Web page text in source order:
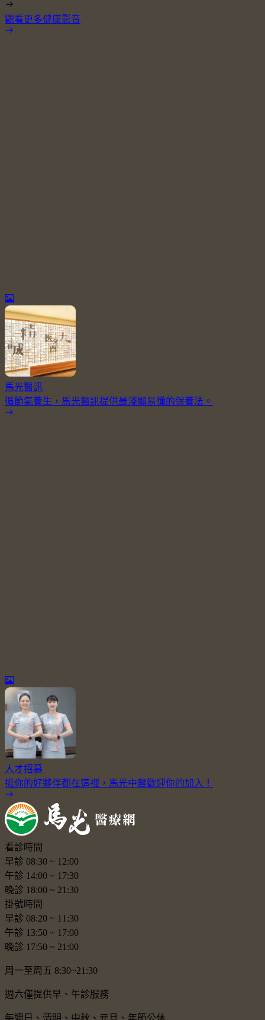
觀看更多健康影音
馬光醫訊
循節氣養生，馬光醫訊提供最淺顯易懂的保養法。
人才招募
挺你的好夥伴都在這裡，馬光中醫歡迎你的加入！
看診時間
早診 08:30 ~ 12:00
午診 14:00 ~ 17:30
晚診 18:00 ~ 21:30
掛號時間
早診 08:20 ~ 11:30
午診 13:50 ~ 17:00
晚診 17:50 ~ 21:00
周一至周五 8:30~21:30
週六僅提供早、午診服務
每週日、清明、中秋、元旦、年節公休